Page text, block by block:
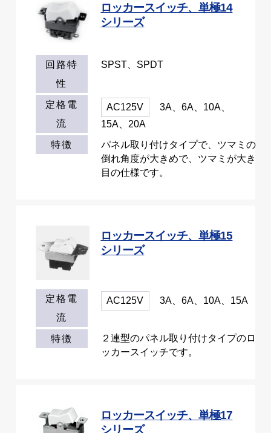
ロッカースイッチ、単極14
シリーズ
回路特
性
SPST、SPDT
定格電
流
AC125V
3A、6A、10A、
15A、20A
特徴
パネル取り付けタイプで、ツマミの
倒れ角度が大きめで、ツマミが大き
目の仕様です。
ロッカースイッチ、単極15
シリーズ
定格電
流
AC125V 3A、6A、10A、15A
特徴
２連型のパネル取り付けタイプのロ
ッカースイッチです。
ロッカースイッチ、単極17
シリーズ